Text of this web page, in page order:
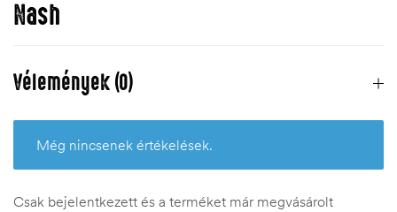
Nash
Vélemények (0)
Még nincsenek értékelések.
Csak bejelentkezett és a terméket már megvásárolt